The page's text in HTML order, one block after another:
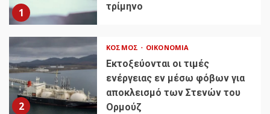
1
τρίμηνο
2
ΚΌΣΜΟΣ ΟΙΚΟΝΟΜΊΑ
Εκτοξεύονται οι τιμές
ενέργειας εν μέσω φόβων για
αποκλεισμό των Στενών του
Ορμούζ